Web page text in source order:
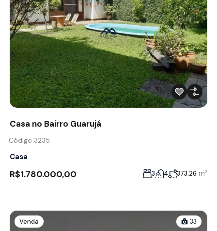
Casa no Bairro Guarujá
Código 3235
Casa
R$1.780.000,00 3 4 373.26 m²
Venda 33